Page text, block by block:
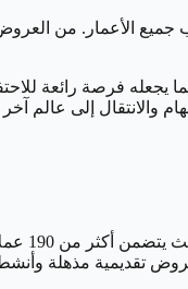
من العروض
يجعله فرصة رائعة
والانتقال إلى عالم
تقديمية مذهلة